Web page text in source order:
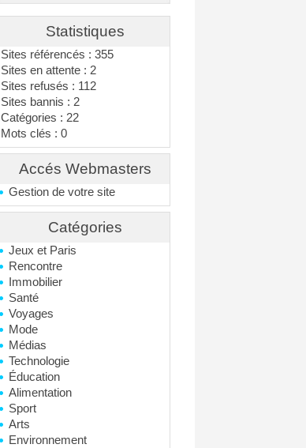
Statistiques
Sites référencés : 355
Sites en attente : 2
Sites refusés : 112
Sites bannis : 2
Catégories : 22
Mots clés : 0
Accés Webmasters
Gestion de votre site
Catégories
Jeux et Paris
Rencontre
Immobilier
Santé
Voyages
Mode
Médias
Technologie
Éducation
Alimentation
Sport
Arts
Environnement